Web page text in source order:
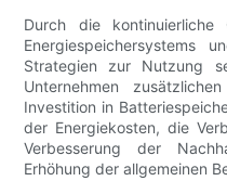
Durch die
Energiespeichersystems
Strategien zur Nutzung
Unternehmen
Investition in
der Energiekosten, die
Verbesserung der
Erhöhung der allgemeinen